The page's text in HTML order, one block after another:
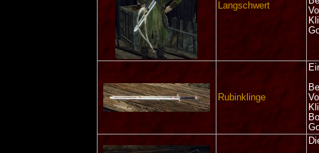
Langschwert
Rubinklinge